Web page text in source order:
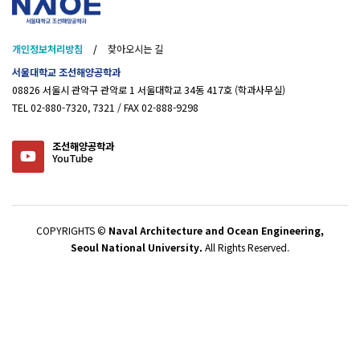
개인정보처리방침 /
찾아오시는 길
서울대학교 조선해양공학과
08826 서울시 관악구 관악로 1 서울대학교 34동 417호 (학과사무실)
TEL 02-880-7320, 7321 / FAX 02-888-9298
조선해양공학과
YouTube
COPYRIGHTS © Naval Architecture and Ocean Engineering,
Seoul National University. All Rights Reserved.